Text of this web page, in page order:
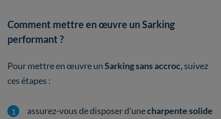
Comment mettre en œuvre un Sarking
performant ?
Pour mettre en œuvre unSarking sans accroc,suivez
ces étapes :
assurez-vous de disposer d'unecharpente solide